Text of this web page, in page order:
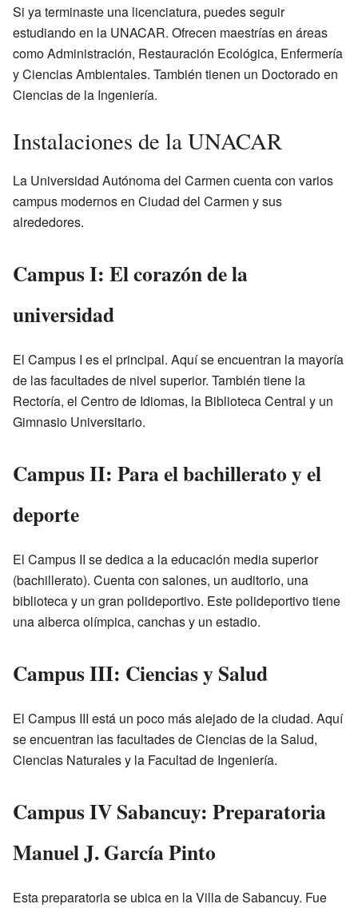
Si ya terminaste una licenciatura, puedes seguir
estudiando en la UNACAR. Ofrecen maestrías en áreas
como Administración, Restauración Ecológica, Enfermería
y Ciencias Ambientales. También tienen un Doctorado en
Ciencias de la Ingeniería.
Instalaciones de la UNACAR
La Universidad Autónoma del Carmen cuenta con varios
campus modernos en Ciudad del Carmen y sus
alrededores.
Campus I: El corazón de la
universidad
El Campus I es el principal. Aquí se encuentran la mayoría
de las facultades de nivel superior. También tiene la
Rectoría, el Centro de Idiomas, la Biblioteca Central y un
Gimnasio Universitario.
Campus II: Para el bachillerato y el
deporte
El Campus II se dedica a la educación media superior
(bachillerato). Cuenta con salones, un auditorio, una
biblioteca y un gran polideportivo. Este polideportivo tiene
una alberca olímpica, canchas y un estadio.
Campus III: Ciencias y Salud
El Campus III está un poco más alejado de la ciudad. Aquí
se encuentran las facultades de Ciencias de la Salud,
Ciencias Naturales y la Facultad de Ingeniería.
Campus IV Sabancuy: Preparatoria
Manuel J. García Pinto
Esta preparatoria se ubica en la Villa de Sabancuy. Fue